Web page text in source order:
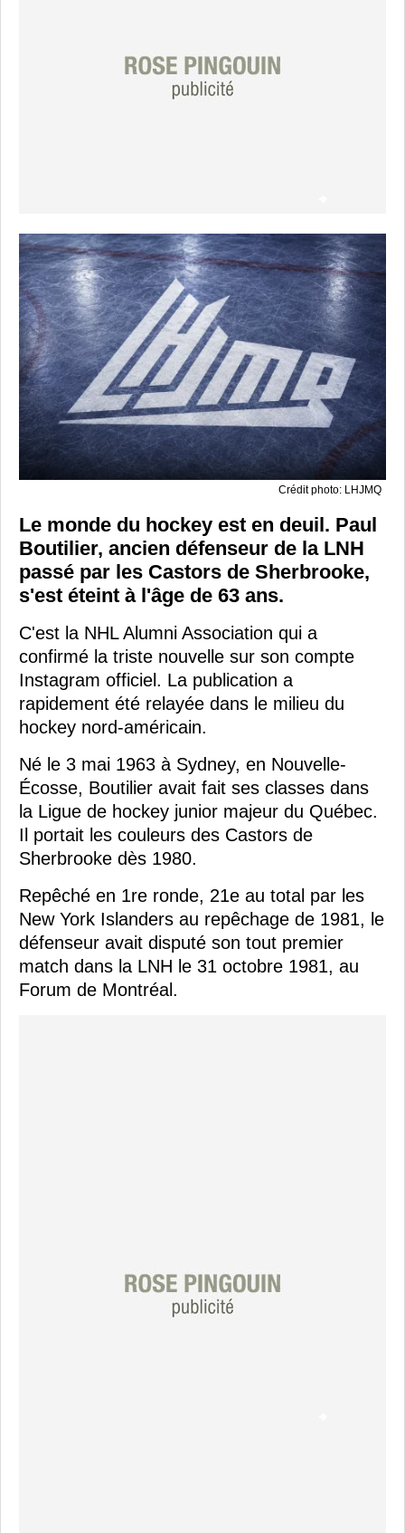
Crédit photo: LHJMQ
Le monde du hockey est en deuil. Paul
Boutilier, ancien défenseur de la LNH
passé par les Castors de Sherbrooke,
s'est éteint à l'âge de 63 ans.
C'est la NHL Alumni Association qui a
confirmé la triste nouvelle sur son compte
Instagram officiel. La publication a
rapidement été relayée dans le milieu du
hockey nord-américain.
Né le 3 mai 1963 à Sydney, en Nouvelle-
Écosse, Boutilier avait fait ses classes dans
la Ligue de hockey junior majeur du Québec.
Il portait les couleurs des Castors de
Sherbrooke dès 1980.
Repêché en 1re ronde, 21e au total par les
New York Islanders au repêchage de 1981, le
défenseur avait disputé son tout premier
match dans la LNH le 31 octobre 1981, au
Forum de Montréal.